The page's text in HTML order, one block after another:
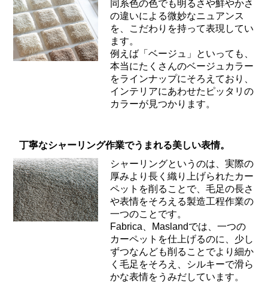
同系色の色でも明るさや鮮やかさ
の違いによる微妙なニュアンス
を、こだわりを持って表現してい
ます。
例えば「ベージュ」といっても、
本当にたくさんのベージュカラー
をラインナップにそろえており、
インテリアにあわせたピッタリの
カラーが見つかります。
丁寧なシャーリング作業でうまれる美しい表情。
シャーリングというのは、実際の
厚みより長く織り上げられたカー
ペットを削ることで、毛足の長さ
や表情をそろえる製造工程作業の
一つのことです。
Fabrica、Maslandでは、一つの
カーペットを仕上げるのに、少し
ずつなんども削ることでより細か
く毛足をそろえ、シルキーで滑ら
かな表情をうみだしています。